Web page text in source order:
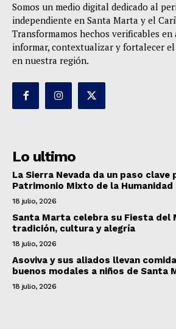
Somos un medio digital dedicado al
independiente en Santa Marta y el
Transformamos hechos verificables
informar, contextualizar y fortalecer el
en nuestra región.
Lo ultimo
La Sierra Nevada da un paso clave
Patrimonio Mixto de la Humanidad
18 julio, 2026
Santa Marta celebra su Fiesta del
tradición, cultura y alegría
18 julio, 2026
Asoviva y sus aliados llevan
buenos modales a niños de Santa
18 julio, 2026